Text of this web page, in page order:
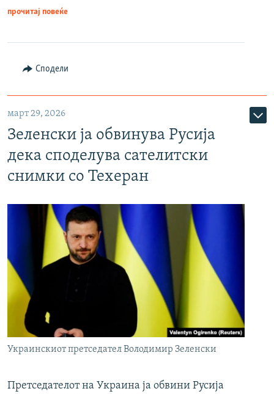
прочитај повеќе
Сподели
март 29, 2026
Зеленски ја обвинува Русија
дека споделува сателитски
снимки со Техеран
Украинскиот претседател Володимир Зеленски
Претседателот на Украина ја обвини Русија